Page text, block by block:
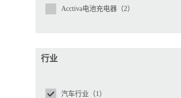
Acctiva电池充电器（2）
行业
汽车行业（1）